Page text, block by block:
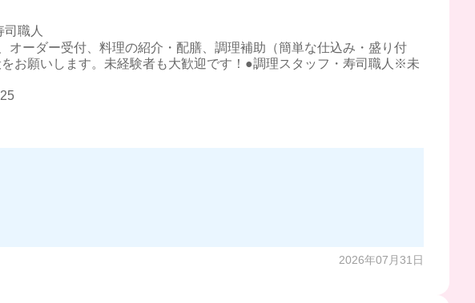
職人
オーダー受付、料理の紹介・配膳、調理補助（簡単な仕込み・盛り付
お願いします。未経験者も大歓迎です！●調理スタッフ・寿司職人※未
2026年07月31日